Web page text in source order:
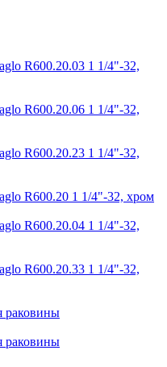
R600.20.03 1 1/4"-32,
R600.20.06 1 1/4"-32,
R600.20.23 1 1/4"-32,
R600.20 1 1/4"-32, хром
R600.20.04 1 1/4"-32,
R600.20.33 1 1/4"-32,
раковины
раковины